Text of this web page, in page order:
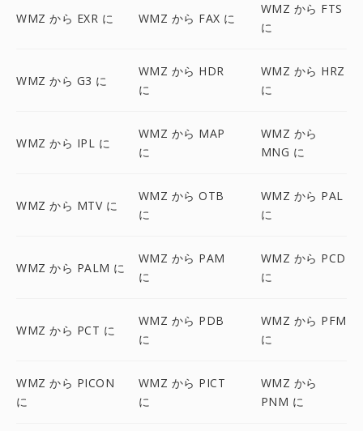
WMZ から EXR に WMZ から FAX に
WMZ から FTS
に
WMZ から G3 に
WMZ から HDR
に
WMZ から HRZ
に
WMZ から IPL に
WMZ から MAP
に
WMZ から
MNG に
WMZ から MTV に
WMZ から OTB
に
WMZ から PAL
に
WMZ から PALM に
WMZ から PAM
に
WMZ から PCD
に
WMZ から PCT に
WMZ から PDB
に
WMZ から PFM
に
WMZ から PICON
に
WMZ から PICT
に
WMZ から
PNM に